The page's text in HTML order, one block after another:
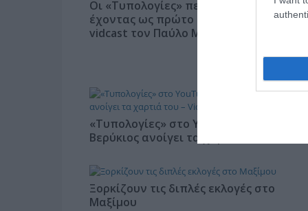
Οι «Τυπολογίες» περνούν στην εικόνα,
έχοντας ως πρώτο καλεσμένο στο νέο
vidcast τον Παύλο Μαρινάκη
«Τυπολογίες» στο YouTube: Ο Δήμος
Βερύκιος ανοίγει τα χαρτιά του – Vidcast
Ξορκίζουν τις διπλές εκλογές στο
Μαξίμου